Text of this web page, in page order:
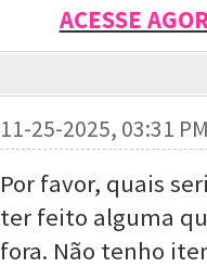
ACESSE
11-25-2025, 03:31
Por favor, quais
ter feito alguma
fora. Não tenho